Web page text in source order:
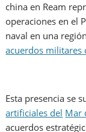
china en Ream
operaciones en el
naval en una
acuerdos militares
Esta presencia se
artificiales del Mar
acuerdos